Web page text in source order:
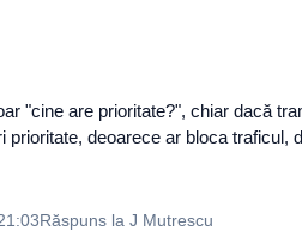
"cine are prioritate?", chiar dacă
deoarece ar bloca
Răspuns la J Mutrescu